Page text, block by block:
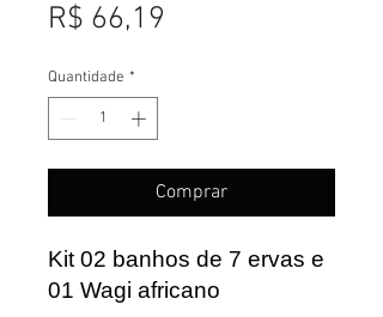
R$ 66,19
Quantidade *
Comprar
Kit 02 banhos de 7 ervas e
01 Wagi africano